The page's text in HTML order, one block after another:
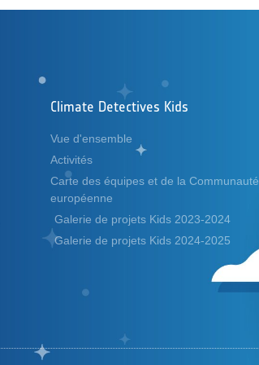
Climate Detectives Kids
Vue d'ensemble
Activités
Carte des équipes et de la Communauté
européenne
Galerie de projets Kids 2023-2024
Galerie de projets Kids 2024-2025